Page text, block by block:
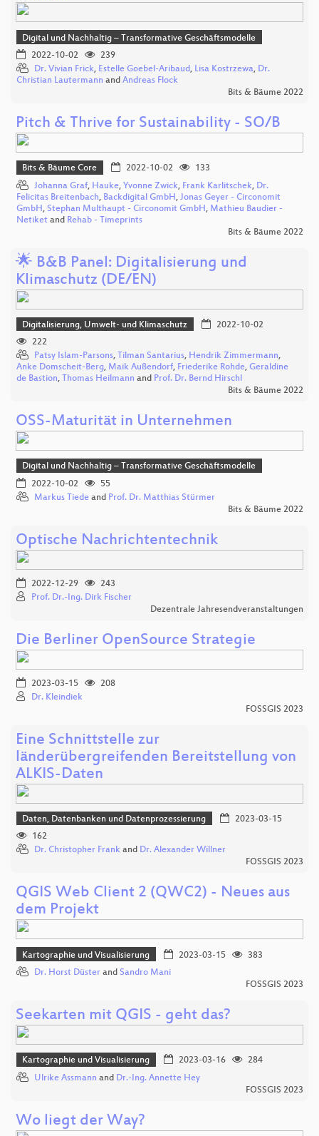
Digital und Nachhaltig – Transformative Geschäftsmodelle
2022-10-02
239
Dr. Vivian Frick, Estelle Goebel-Aribaud, Lisa Kostrzewa, Dr.
Christian Lautermann and Andreas Flock
Bits & Bäume 2022
Pitch & Thrive for Sustainability - SO/B
Bits & Bäume Core 2022-10-02
133
Johanna Graf, Hauke, Yvonne Zwick, Frank Karlitschek, Dr.
Felicitas Breitenbach, Backdigital GmbH, Jonas Geyer - Circonomit
GmbH, Stephan Multhaupt - Circonomit GmbH, Mathieu Baudier -
Netiket and Rehab - Timeprints
Bits & Bäume 2022
🌟 B&B Panel: Digitalisierung und
Klimaschutz (DE/EN)
Digitalisierung, Umwelt- und Klimaschutz
2022-10-02
222
Patsy Islam-Parsons, Tilman Santarius, Hendrik Zimmermann,
Anke Domscheit-Berg, Maik Außendorf, Friederike Rohde, Geraldine
de Bastion, Thomas Heilmann and Prof. Dr. Bernd Hirschl
Bits & Bäume 2022
OSS-Maturität in Unternehmen
Digital und Nachhaltig – Transformative Geschäftsmodelle
2022-10-02
55
Markus Tiede and Prof. Dr. Matthias Stürmer
Bits & Bäume 2022
Optische Nachrichtentechnik
2022-12-29
243
Prof. Dr.-Ing. Dirk Fischer
Dezentrale Jahresendveranstaltungen
Die Berliner OpenSource Strategie
2023-03-15
208
Dr. Kleindiek
FOSSGIS 2023
Eine Schnittstelle zur
länderübergreifenden Bereitstellung von
ALKIS-Daten
Daten, Datenbanken und Datenprozessierung
2023-03-15
162
Dr. Christopher Frank and Dr. Alexander Willner
FOSSGIS 2023
QGIS Web Client 2 (QWC2) - Neues aus
dem Projekt
Kartographie und Visualisierung 2023-03-15
383
Dr. Horst Düster and Sandro Mani
FOSSGIS 2023
Seekarten mit QGIS - geht das?
Kartographie und Visualisierung 2023-03-16
284
Ulrike Assmann and Dr.-Ing. Annette Hey
FOSSGIS 2023
Wo liegt der Way?